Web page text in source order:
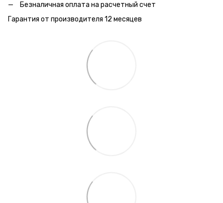
Безналичная оплата на расчетный счет
Гарантия от производителя 12 месяцев